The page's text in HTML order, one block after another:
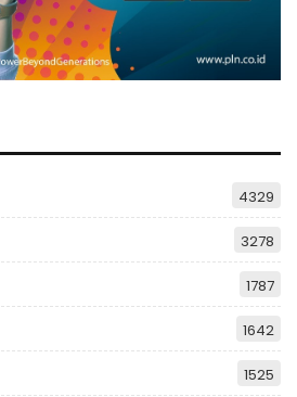
4329
3278
1787
1642
1525